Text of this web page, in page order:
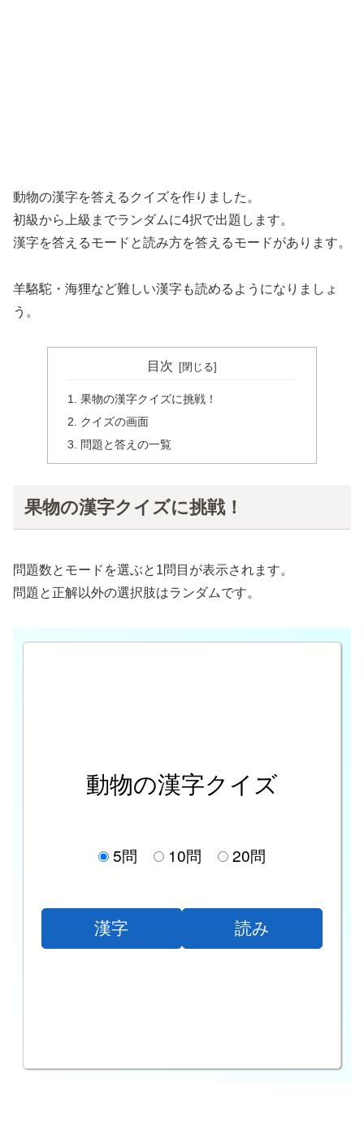
動物の漢字を答えるクイズを作りました。
初級から上級までランダムに4択で出題します。
漢字を答えるモードと読み方を答えるモードがあります。
羊駱駝・海狸など難しい漢字も読めるようになりましょ
う。
目次
果物の漢字クイズに挑戦！
クイズの画面
問題と答えの一覧
果物の漢字クイズに挑戦！
問題数とモードを選ぶと1問目が表示されます。
問題と正解以外の選択肢はランダムです。